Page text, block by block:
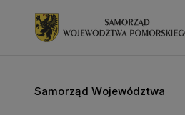
Samorząd Województwa